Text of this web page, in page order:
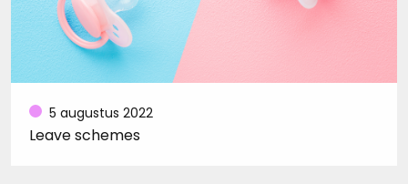
5 augustus 2022
Leave schemes